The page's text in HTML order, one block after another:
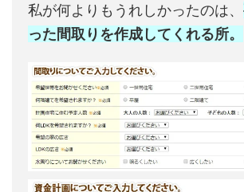
私が何よりもうれしかったのは、
った間取りを作成してくれる所。